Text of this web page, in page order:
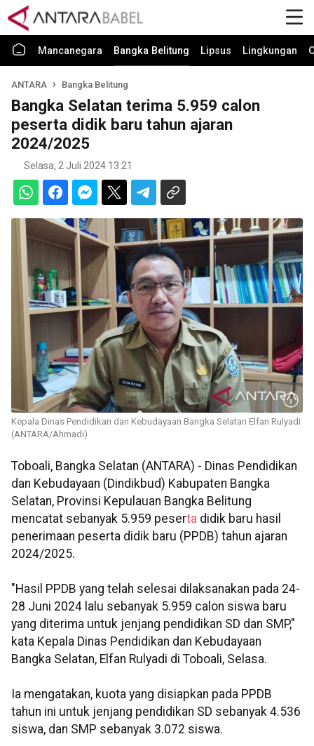
Mancanegara Bangka Belitung Lipsus Lingkungan
ANTARA Bangka Belitung
Bangka Selatan terima 5.959 calon
peserta didik baru tahun ajaran
2024/2025
Selasa, 2 Juli 2024 13:21
Kepala Dinas Pendidikan dan Kebudayaan Bangka Selatan Elfan Rulyadi
(ANTARA/Ahmadi)
Toboali, Bangka Selatan (ANTARA) - Dinas Pendidikan
dan Kebudayaan (Dindikbud) Kabupaten Bangka
Selatan, Provinsi Kepulauan Bangka Belitung
mencatat sebanyak 5.959 peserta didik baru hasil
penerimaan peserta didik baru (PPDB) tahun ajaran
2024/2025.
"Hasil PPDB yang telah selesai dilaksanakan pada 24-
28 Juni 2024 lalu sebanyak 5.959 calon siswa baru
yang diterima untuk jenjang pendidikan SD dan SMP,"
kata Kepala Dinas Pendidikan dan Kebudayaan
Bangka Selatan, Elfan Rulyadi di Toboali, Selasa.
Ia mengatakan, kuota yang disiapkan pada PPDB
tahun ini untuk jenjang pendidikan SD sebanyak 4.536
siswa, dan SMP sebanyak 3.072 siswa.